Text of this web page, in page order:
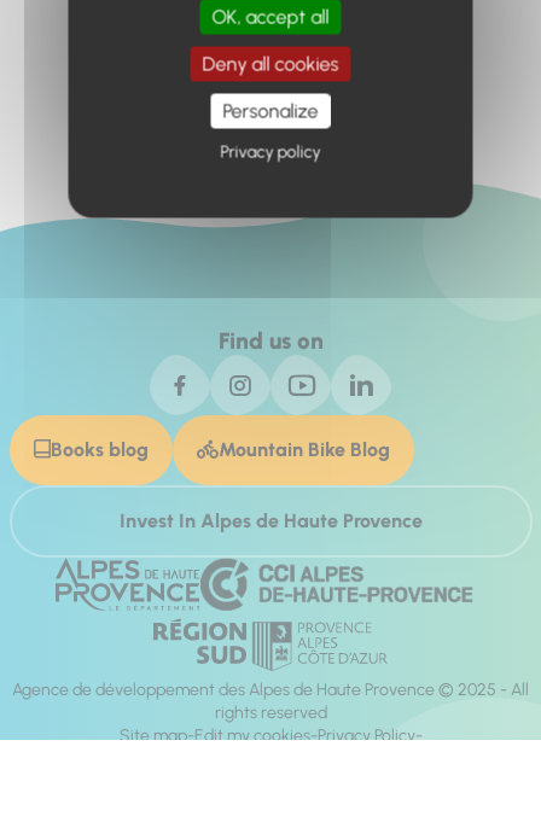
Retour à l'accueil
Find us on
Books blog Mountain Bike Blog
Invest In Alpes de Haute Provence
Agence de développement des Alpes de Haute Provence © 2025 - All
rights reserved
Site map Edit my cookies Privacy Policy
OK, accept all
Deny all cookies
Personalize
Privacy policy